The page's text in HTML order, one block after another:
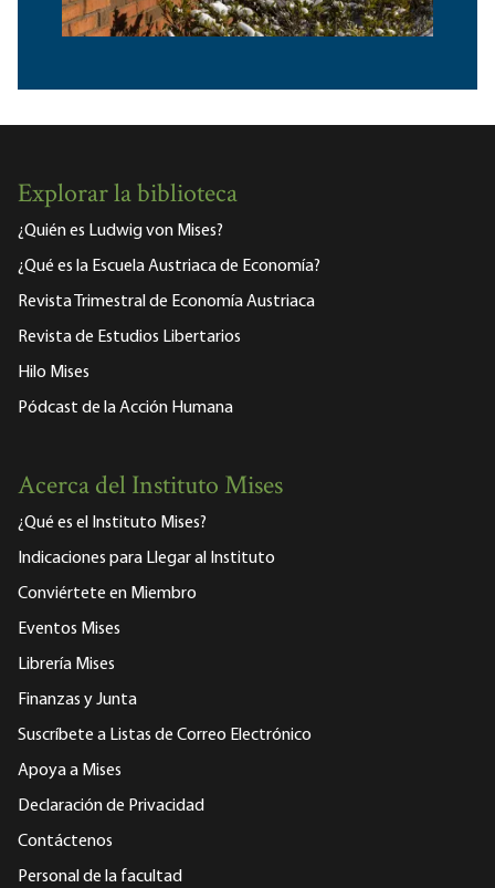
Explorar la biblioteca
¿Quién es Ludwig von Mises?
¿Qué es la Escuela Austriaca de Economía?
Revista Trimestral de Economía Austriaca
Revista de Estudios Libertarios
Hilo Mises
Pódcast de la Acción Humana
Acerca del Instituto Mises
¿Qué es el Instituto Mises?
Indicaciones para Llegar al Instituto
Conviértete en Miembro
Eventos Mises
Librería Mises
Finanzas y Junta
Suscríbete a Listas de Correo Electrónico
Apoya a Mises
Declaración de Privacidad
Contáctenos
Personal de la facultad